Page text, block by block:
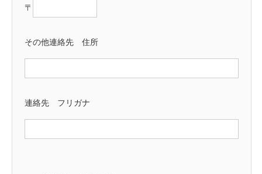
〒
その他連絡先 住所
連絡先 フリガナ